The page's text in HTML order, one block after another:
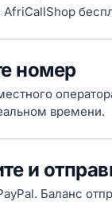
AfriCallShop
номер
времени.
и
Баланс